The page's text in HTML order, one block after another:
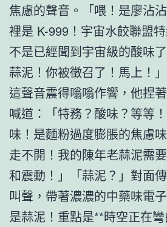
焦慮的聲音。「喂！是廖沾
裡是 K-999！宇宙水餃聯盟
不是已經聞到宇宙級的酸味
蒜泥！你被徵召了！馬上！
這聲音震得嗡嗡作響，他捏
喊道：「特務？酸味？等等
味！是麵粉過度膨脹的焦慮
走不開！我的陳年老蒜泥需
和震動！」「蒜泥？」對面
叫聲，帶著濃濃的中藥味電
是蒜泥！重點是**時空正在